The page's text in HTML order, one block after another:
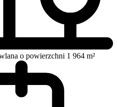
o powierzchni 1 964 m²